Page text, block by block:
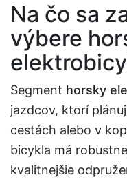
Na čo sa
výbere
Segment horsky
jazdcov, ktorí
cestách alebo v
bicykla má
kvalitnejšie